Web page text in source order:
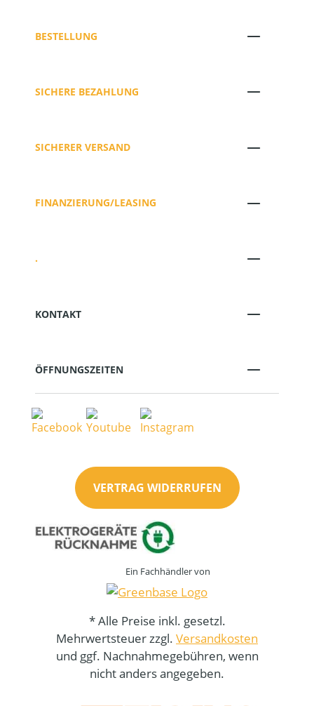
BESTELLUNG
SICHERE BEZAHLUNG
SICHERER VERSAND
FINANZIERUNG/LEASING
.
KONTAKT
ÖFFNUNGSZEITEN
VERTRAG WIDERRUFEN
Ein Fachhändler von
* Alle Preise inkl. gesetzl.
Mehrwertsteuer zzgl. Versandkosten
und ggf. Nachnahmegebühren, wenn
nicht anders angegeben.